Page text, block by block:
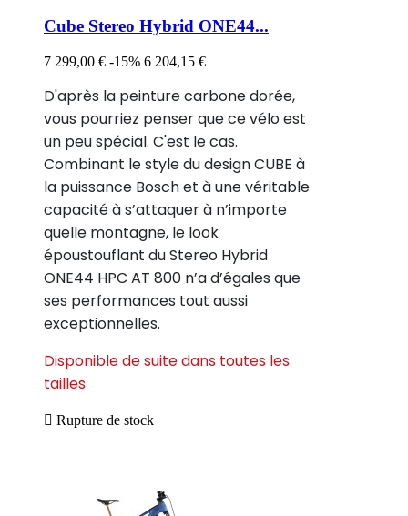
Cube Stereo Hybrid ONE44...
7 299,00 € -15% 6 204,15 €
D'après la peinture carbone dorée,
vous pourriez penser que ce vélo est
un peu spécial. C'est le cas.
Combinant le style du design CUBE à
la puissance Bosch et à une véritable
capacité à s’attaquer à n’importe
quelle montagne, le look
époustouflant du Stereo Hybrid
ONE44 HPC AT 800 n’a d’égales que
ses performances tout aussi
exceptionnelles.
Disponible de suite dans toutes les
tailles
 Rupture de stock